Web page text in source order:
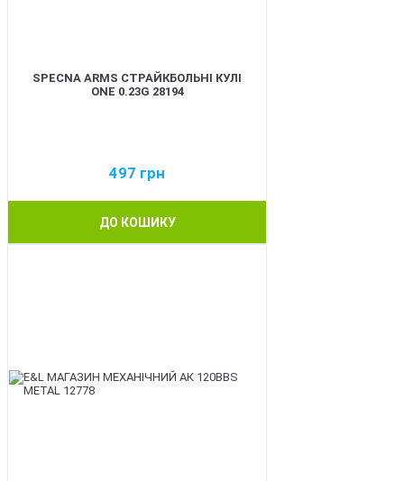
SPECNA ARMS СТРАЙКБОЛЬНІ КУЛІ
ONE 0.23G 28194
497 грн
ДО КОШИКУ